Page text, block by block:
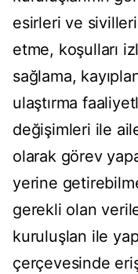
esirleri ve
etme, koşulları
sağlama,
ulaştırma
değişimleri ile
olarak görev
yerine
gerekli olan
kuruluşlan ile
çerçevesinde